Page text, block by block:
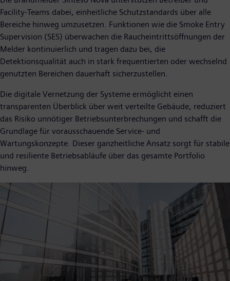
Facility-Teams dabei, einheitliche Schutzstandards über alle
Bereiche hinweg umzusetzen. Funktionen wie die Smoke Entry
Supervision (SES) überwachen die Raucheintrittsöffnungen der
Melder kontinuierlich und tragen dazu bei, die
Detektionsqualität auch in stark frequentierten oder wechselnd
genutzten Bereichen dauerhaft sicherzustellen.
Die digitale Vernetzung der Systeme ermöglicht einen
transparenten Überblick über weit verteilte Gebäude, reduziert
das Risiko unnötiger Betriebsunterbrechungen und schafft die
Grundlage für vorausschauende Service- und
Wartungskonzepte. Dieser ganzheitliche Ansatz sorgt für stabile
und resiliente Betriebsabläufe über das gesamte Portfolio
hinweg.